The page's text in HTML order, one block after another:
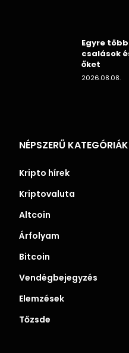
Egyre
csalások
őket
2026.08.08.
NÉPSZERŰ KATEGÓRIÁK
Kripto hírek
Kriptovaluta
Altcoin
Árfolyam
Bitcoin
Vendégbejegyzés
Elemzések
Tőzsde